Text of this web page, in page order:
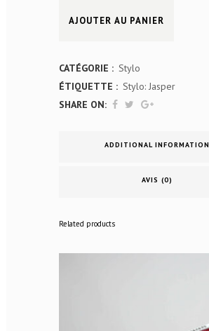
Stylo
-
JASPER
AJOUTER AU PANIER
CATÉGORIE : Stylo
ÉTIQUETTE : Stylo: Jasper
SHARE ON:
ADDITIONAL INFORMATION
AVIS (0)
Related products